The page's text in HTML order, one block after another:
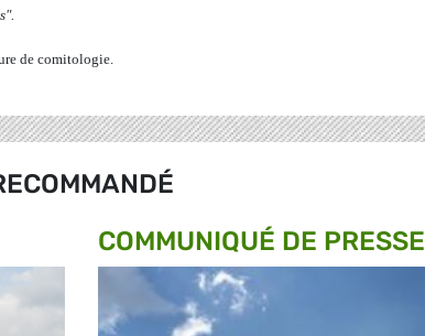
de comitologie.
COMMUNIQUÉ DE PRESSE